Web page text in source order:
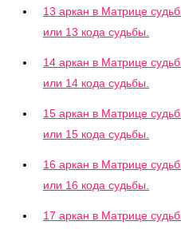
13 аркан в Матрице
или 13 кода судьбы.
14 аркан в Матрице
или 14 кода судьбы.
15 аркан в Матрице
или 15 кода судьбы.
16 аркан в Матрице
или 16 кода судьбы.
17 аркан в Матрице